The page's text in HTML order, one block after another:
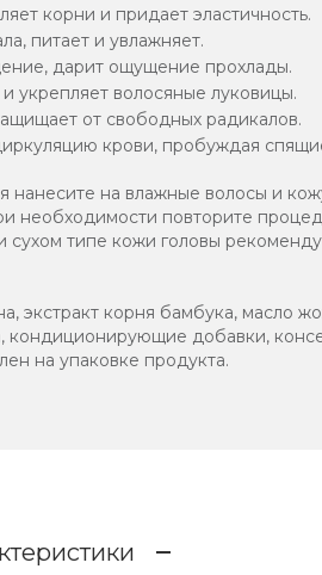
корни и придает эластичность.
питает и увлажняет.
дарит ощущение прохлады.
укрепляет волосяные луковицы.
от свободных радикалов.
крови, пробуждая
на влажные волосы и
необходимости повторите
типе кожи головы
экстракт корня бамбука, масло
кондиционирующие добавки,
на упаковке продукта.